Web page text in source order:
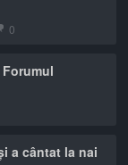
0
a cântat la nai